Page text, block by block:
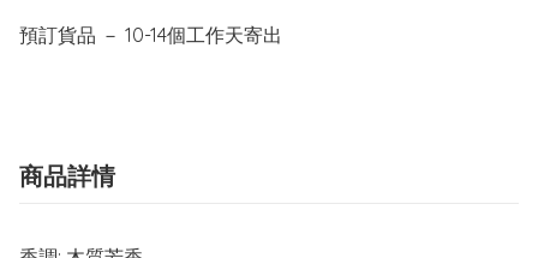
預訂貨品 － 10-14個工作天寄出
商品詳情